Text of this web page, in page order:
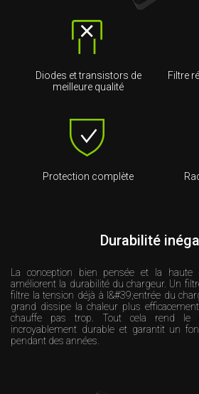
Diodes et transistors de
meilleure qualité
Filtre
Protection complète
Durabilité
La conception bien pensée et la haute
améliorent la durabilité du chargeur. Un
filtre la tension déjà à l&#39;entrée du
grand dissipe la chaleur plus
chauffe pas trop. Tout cela rend le
incroyablement durable et garantit un
pendant des années.